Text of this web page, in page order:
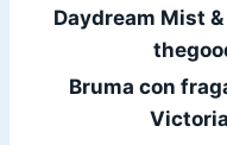
Daydream Mist
Bruma con